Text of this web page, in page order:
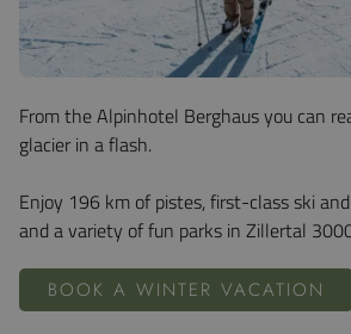
From the Alpinhotel Berghaus you can
glacier in a flash.
Enjoy 196 km of pistes, first-class ski
and a variety of fun parks in Zillertal
BOOK A WINTER VACATION